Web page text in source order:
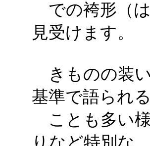
での袴形（
見受けます。
きものの装
基準で語られる
ことも多い
りなど特別な